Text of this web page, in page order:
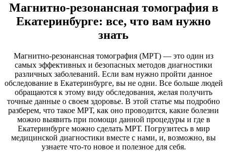
Магнитно-резонансная томография в
Екатеринбурге: все, что вам нужно
знать
Магнитно-резонансная томография (МРТ) — это один из
самых эффективных и безопасных методов диагностики
различных заболеваний. Если вам нужно пройти данное
обследование в Екатеринбурге, вы не одни. Все больше людей
обращаются к этому виду обследования, желая получить
точные данные о своем здоровье. В этой статье мы подробно
разберем, что такое МРТ, как оно проводится, какие болезни
можно выявить при помощи данной процедуры и где в
Екатеринбурге можно сделать МРТ. Погрузитесь в мир
медицинской диагностики вместе с нами, и, возможно, вы
узнаете что-то новое и полезное для себя.